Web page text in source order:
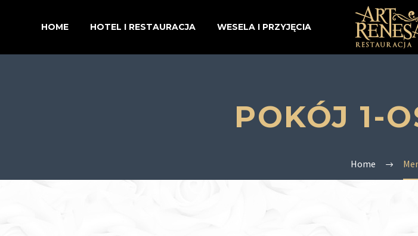
HOME HOTEL I RESTAURACJA WESELA I PRZYJĘCIA
POKÓJ 1-
Home